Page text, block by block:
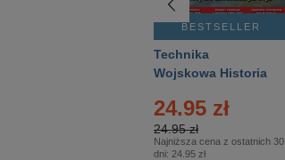
BESTSELLER
Technika
Wojskowa Historia
24.95 zł
24.95 zł
Najniższa cena z ostatnich 30
dni: 24.95 zł